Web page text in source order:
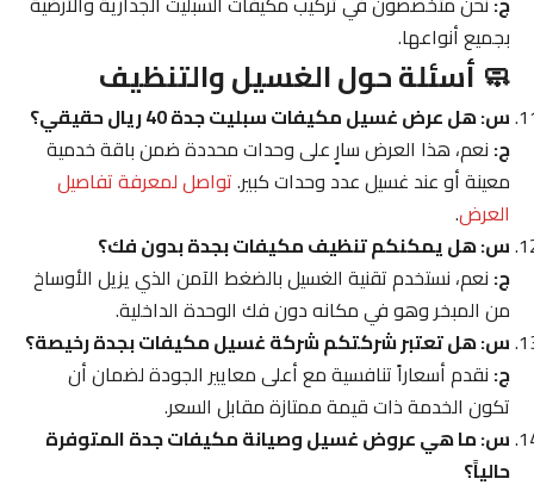
بجميع أنواعها.
🧼 أسئلة حول الغسيل والتنظيف
س: هل عرض غسيل مكيفات سبليت جدة 40 ريال حقيقي؟
ج: نعم، هذا العرض سارٍ على وحدات محددة ضمن باقة خدمية
معينة أو عند غسيل عدد وحدات كبير.تواصل لمعرفة تفاصيل
العرض.
س: هل يمكنكم تنظيف مكيفات بجدة بدون فك؟
ج: نعم، نستخدم تقنية الغسيل بالضغط الآمن الذي يزيل الأوساخ
من المبخر وهو في مكانه دون فك الوحدة الداخلية.
س: هل تعتبر شركتكم شركة غسيل مكيفات بجدة رخيصة؟
ج: نقدم أسعاراً تنافسية مع أعلى معايير الجودة لضمان أن
تكون الخدمة ذات قيمة ممتازة مقابل السعر.
س: ما هي عروض غسيل وصيانة مكيفات جدة المتوفرة
حالياً؟